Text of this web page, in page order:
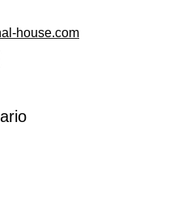
house.com